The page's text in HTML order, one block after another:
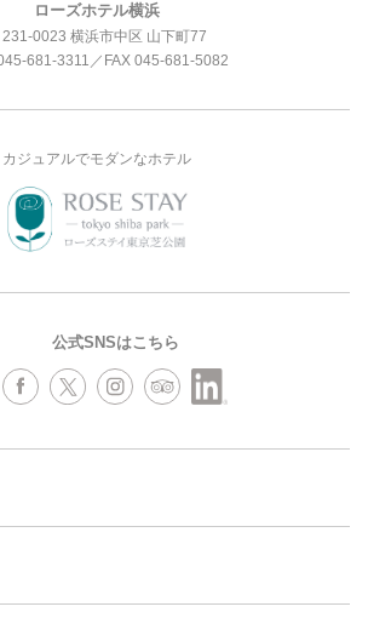
ローズホテル横浜
231-0023 横浜市中区 山下町77
681-3311 ／FAX 045-681-5082
カジュアルでモダンなホテル
公式SNSはこちら